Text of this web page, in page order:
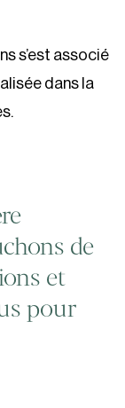
s’est associé
dans la
de
et
pour